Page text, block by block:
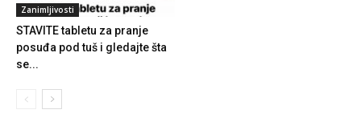
Zanimljivosti
STAVITE tabletu za pranje
posuđa pod tuš i gledajte šta
se...